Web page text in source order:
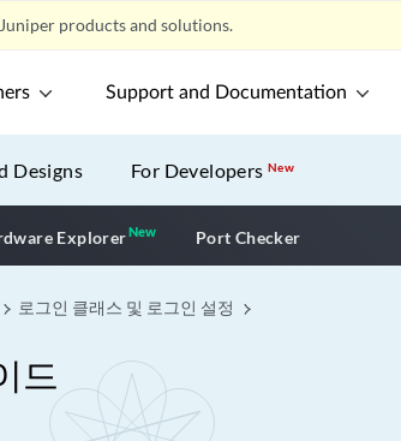
products and solutions.
Support and Documentation
Designs For DevelopersNew
ExplorerNewNew application
Port Checker
로그인 클래스 및 로그인 설정
드